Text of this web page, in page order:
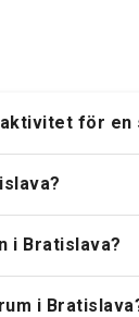
för en
i Bratislava?
i